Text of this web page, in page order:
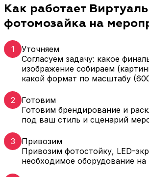
Как работает
фотомозайка на
1
Уточняем
Согласуем задачу: какое
изображение собираем
какой формат по масштабу
2
Готовим
Готовим брендирование и
под ваш стиль и сценарий
3
Привозим
Привозим фотостойку, LED-
необходимое оборудование